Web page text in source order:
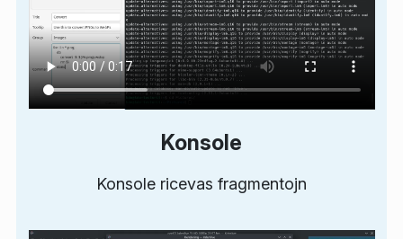
Konsole
Konsole ricevas fragmentojn